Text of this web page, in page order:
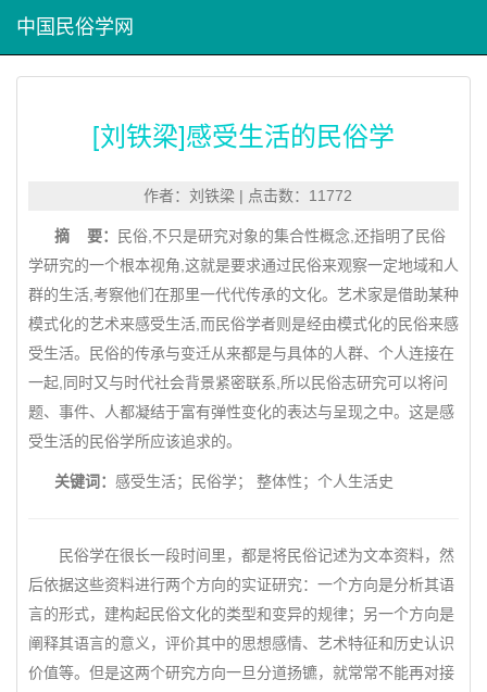
中国民俗学网
[刘铁梁]感受生活的民俗学
作者：刘铁梁 | 点击数：11772
摘 要：
民俗,不只是研究对象的集合性概念,还指明了民俗
学研究的一个根本视角,这就是要求通过民俗来观察一定地域和人
群的生活,考察他们在那里一代代传承的文化。艺术家是借助某种
模式化的艺术来感受生活,而民俗学者则是经由模式化的民俗来感
受生活。民俗的传承与变迁从来都是与具体的人群、个人连接在
一起,同时又与时代社会背景紧密联系,所以民俗志研究可以将问
题、事件、人都凝结于富有弹性变化的表达与呈现之中。这是感
受生活的民俗学所应该追求的。
关键词： 感受生活；民俗学； 整体性；个人生活史
民俗学在很长一段时间里，都是将民俗记述为文本资料，然
后依据这些资料进行两个方向的实证研究：一个方向是分析其语
言的形式，建构起民俗文化的类型和变异的规律；另一个方向是
阐释其语言的意义，评价其中的思想感情、艺术特征和历史认识
价值等。但是这两个研究方向一旦分道扬镳，就常常不能再对接